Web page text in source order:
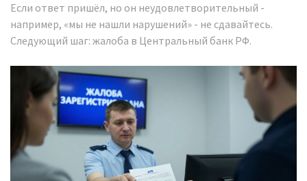
Если ответ пришёл, но он неудовлетворительный -
например, «мы не нашли нарушений» - не сдавайтесь.
Следующий шаг: жалоба в Центральный банк РФ.